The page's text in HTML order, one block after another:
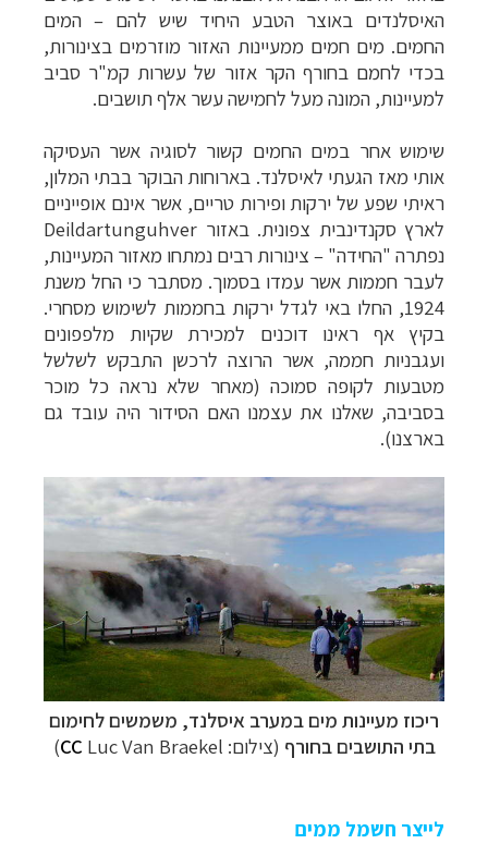
האיסלנדים באוצר הטבע היחיד שיש להם – המים
החמים. מים חמים ממעיינות האזור מוזרמים בצינורות,
בכדי לחמם בחורף הקר אזור של עשרות קמ"ר סביב
למעיינות, המונה מעל לחמישה עשר אלף תושבים.
שימוש אחר במים החמים קשור לסוגיה אשר העסיקה
אותי מאז הגעתי לאיסלנד. בארוחות הבוקר בבתי המלון,
ראיתי שפע של ירקות ופירות טריים, אשר אינם אופייניים
לארץ סקנדינבית צפונית. באזור Deildartunguhver
נפתרה "החידה" – צינורות רבים נמתחו מאזור המעיינות,
לעבר חממות אשר עמדו בסמוך. מסתבר כי החל משנת
1924, החלו באי לגדל ירקות בחממות לשימוש מסחרי.
בקיץ אף ראינו דוכנים למכירת שקיות מלפפונים
ועגבניות חממה, אשר הרוצה לרכשן התבקש לשלשל
מטבעות לקופה סמוכה (מאחר שלא נראה כל מוכר
בסביבה, שאלנו את עצמנו האם הסידור היה עובד גם
בארצנו).
ריכוז מעיינות מים במערב איסלנד, משמשים לחימום
בתי התושבים בחורף (צילום: CC Luc Van Braekel)
לייצר חשמל ממים